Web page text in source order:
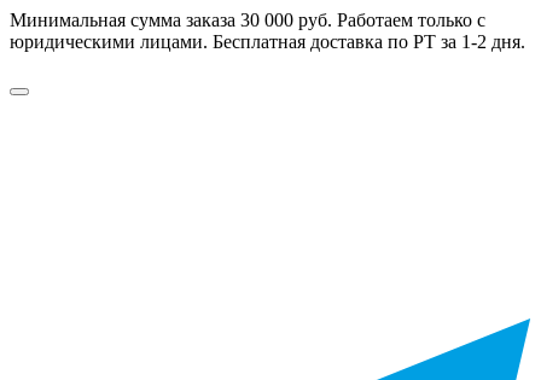
Минимальная сумма заказа 30 000 руб. Работаем только с
юридическими лицами. Бесплатная доставка по РТ за 1-2 дня.